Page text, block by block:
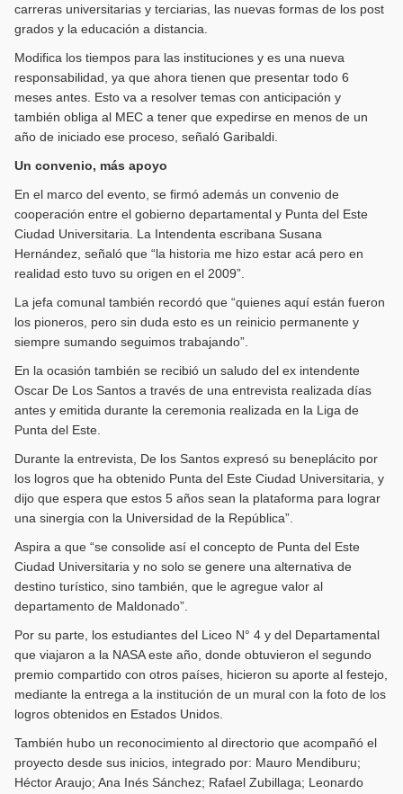
carreras universitarias y terciarias, las nuevas formas de los post
grados y la educación a distancia.
Modifica los tiempos para las instituciones y es una nueva
responsabilidad, ya que ahora tienen que presentar todo 6
meses antes. Esto va a resolver temas con anticipación y
también obliga al MEC a tener que expedirse en menos de un
año de iniciado ese proceso, señaló Garibaldi.
Un convenio, más apoyo
En el marco del evento, se firmó además un convenio de
cooperación entre el gobierno departamental y Punta del Este
Ciudad Universitaria. La Intendenta escribana Susana
Hernández, señaló que “la historia me hizo estar acá pero en
realidad esto tuvo su origen en el 2009”.
La jefa comunal también recordó que “quienes aquí están fueron
los pioneros, pero sin duda esto es un reinicio permanente y
siempre sumando seguimos trabajando”.
En la ocasión también se recibió un saludo del ex intendente
Oscar De Los Santos a través de una entrevista realizada días
antes y emitida durante la ceremonia realizada en la Liga de
Punta del Este.
Durante la entrevista, De los Santos expresó su beneplácito por
los logros que ha obtenido Punta del Este Ciudad Universitaria, y
dijo que espera que estos 5 años sean la plataforma para lograr
una sinergia con la Universidad de la República”.
Aspira a que “se consolide así el concepto de Punta del Este
Ciudad Universitaria y no solo se genere una alternativa de
destino turístico, sino también, que le agregue valor al
departamento de Maldonado”.
Por su parte, los estudiantes del Liceo N° 4 y del Departamental
que viajaron a la NASA este año, donde obtuvieron el segundo
premio compartido con otros países, hicieron su aporte al festejo,
mediante la entrega a la institución de un mural con la foto de los
logros obtenidos en Estados Unidos.
También hubo un reconocimiento al directorio que acompañó el
proyecto desde sus inicios, integrado por: Mauro Mendiburu;
Héctor Araujo; Ana Inés Sánchez; Rafael Zubillaga; Leonardo